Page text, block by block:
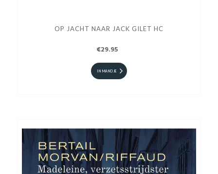
OP JACHT NAAR JACK GILET HC
€29.95
IN MANDJE